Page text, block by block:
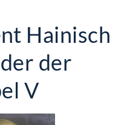
Hainisch
der
V